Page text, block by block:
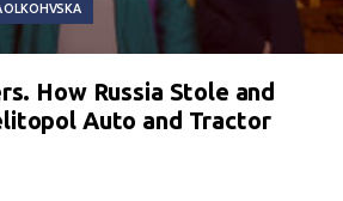
OLKOHVSKA
How Russia Stole and
Auto and Tractor